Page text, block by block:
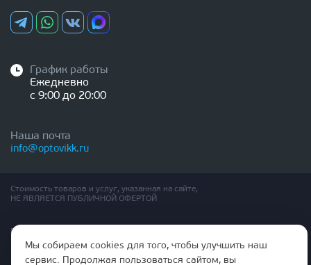
График работы
Ежедневно
с 9:00 до 20:00
Наша почта
info@optovikk.ru
Стоимость товаров и услуг, указанная на сайте,
НЕ ЯВЛЯЕТСЯ ПУБЛИЧНОЙ ОФЕРТОЙ
Правила эксплутации входных и межкомнатных дверей
Политика обработки персональных данных
Согласие на обработку персональных данных
Мы собираем cookies для того, чтобы улучшить наш
сервис. Продолжая пользоваться сайтом, вы